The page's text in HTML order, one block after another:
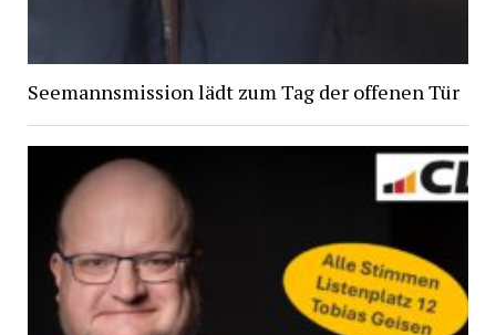
Seemannsmission lädt zum Tag der offenen Tür